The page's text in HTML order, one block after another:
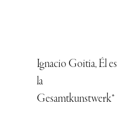
Ignacio Goitia, Él es
la
Gesamtkunstwerk*